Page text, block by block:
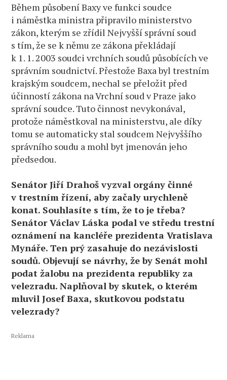
Během působení Baxy ve funkci soudce
i náměstka ministra připravilo ministerstvo
zákon, kterým se zřídil Nejvyšší správní soud
s tím, že se k němu ze zákona překládají
k 1. 1. 2003 soudci vrchních soudů působících ve
správním soudnictví. Přestože Baxa byl trestním
krajským soudcem, nechal se přeložit před
účinností zákona na Vrchní soud v Praze jako
správní soudce. Tuto činnost nevykonával,
protože náměstkoval na ministerstvu, ale díky
tomu se automaticky stal soudcem Nejvyššího
správního soudu a mohl byt jmenován jeho
předsedou.
Senátor Jiří Drahoš vyzval orgány činné
v trestním řízení, aby začaly urychleně
konat. Souhlasíte s tím, že to je třeba?
Senátor Václav Láska podal ve středu trestní
oznámení na kancléře prezidenta Vratislava
Mynáře. Ten prý zasahuje do nezávislosti
soudů. Objevují se návrhy, že by Senát mohl
podat žalobu na prezidenta republiky za
velezradu. Naplňoval by skutek, o kterém
mluvil Josef Baxa, skutkovou podstatu
velezrady?
Reklama